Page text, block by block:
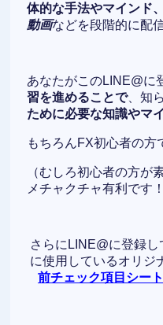
体的な手法やマインド、
動画などを段階的に配
あなたがこのLINE@に
習を進めることで、知
ために必要な知識やマ
もちろんFX初心者の方
（むしろ初心者の方が
メチャクチャ有利です！
さらにLINE@に登録
に使用しているオリジ
前チェック項目シート